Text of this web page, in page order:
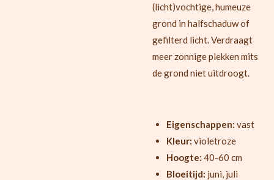
(licht)vochtige, humeuze
grond in halfschaduw of
gefilterd licht. Verdraagt
meer zonnige plekken mits
de grond niet uitdroogt.
Eigenschappen: vast
Kleur: violetroze
Hoogte: 40-60 cm
Bloeitijd: juni, juli